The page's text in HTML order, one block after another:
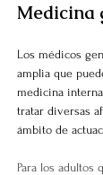
Medicina
Los médicos
amplia que
medicina
tratar diversas
ámbito de
Para los adultos